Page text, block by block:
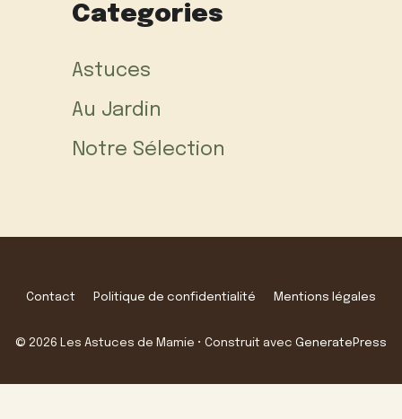
Categories
Astuces
Au Jardin
Notre Sélection
Contact Politique de confidentialité Mentions légales
© 2026 Les Astuces de Mamie • Construit avec GeneratePress